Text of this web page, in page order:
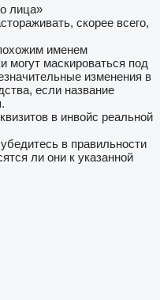
лица»
скорее всего,
именем
могут маскироваться под
изменения в
если название
в инвойс реальной
в правильности
ли они к указанной